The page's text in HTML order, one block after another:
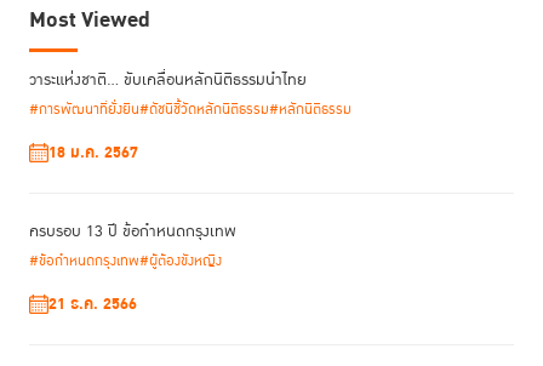
Most Viewed
วาระแห่งชาติ… ขับเคลื่อนหลักนิติธรรมนำไทย
#การพัฒนาที่ยั่งยืน#ดัชนีชี้วัดหลักนิติธรรม#หลักนิติธรรม
18 ม.ค. 2567
ครบรอบ 13 ปี ข้อกำหนดกรุงเทพ
#ข้อกำหนดกรุงเทพ#ผู้ต้องขังหญิง
21 ธ.ค. 2566